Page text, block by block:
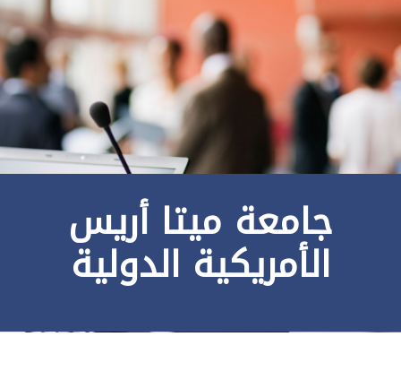
جامعة ميتا أريس
الأمريكية الدولية